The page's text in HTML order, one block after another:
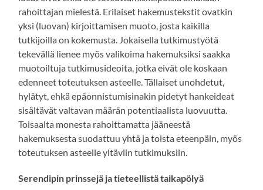
rahoittajan mielestä. Erilaiset hakemustekstit ovatkin
yksi (luovan) kirjoittamisen muoto, josta kaikilla
tutkijoilla on kokemusta. Jokaisella tutkimustyötä
tekevällä lienee myös valikoima hakemuksiksi saakka
muotoiltuja tutkimusideoita, jotka eivät ole koskaan
edenneet toteutuksen asteelle. Tällaiset unohdetut,
hylätyt, ehkä epäonnistumisinakin pidetyt hankeideat
sisältävät valtavan määrän potentiaalista luovuutta.
Toisaalta monesta rahoittamatta jääneestä
hakemuksesta suodattuu yhtä ja toista eteenpäin, myös
toteutuksen asteelle yltäviin tutkimuksiin.
Serendipin prinssejä ja tieteellistä taikapölyä